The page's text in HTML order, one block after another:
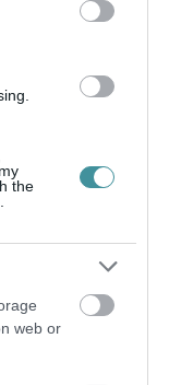
the
web or
Mindenki ügye
KÖZTÁRSASÁGI
|
STRATÉGIA KÉSZÜL,
A...